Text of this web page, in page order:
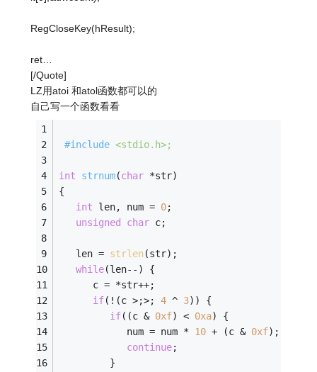
RegCloseKey(hResult);
ret…
[/Quote]
LZ用atoi 和atol函数都可以的
自己写一个函数看看
#include <stdio.h>;
int strnum(char *str)
{
int len, num = 0;
unsigned
char c;
   len =
strlen(str);
while(len--) {
      c = *str++;
if(!(c >;>; 4 ^ 3)) {
if((c & 0xf) < 0xa) {
            num = num *
10 + (c & 0xf);
continue;
         }